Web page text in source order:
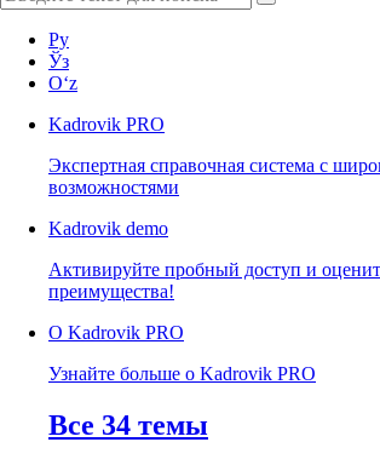
Ру
Ўз
Oʻz
Kadrovik PRO
Экспертная справочная система с
возможностями
Kadrovik demo
Активируйте пробный доступ и
преимущества!
О Kadrovik PRO
Узнайте больше о Kadrovik PRO
Все 34 темы